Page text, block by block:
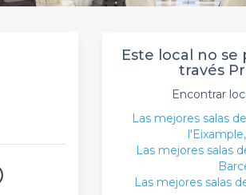
Este local no se
través
Encontrar
Las mejores salas
Las mejores salas
Las mejores salas